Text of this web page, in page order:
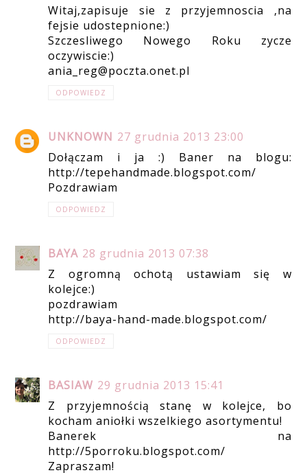
Witaj,zapisuje sie z przyjemnoscia ,na
fejsie udostepnione:)
Szczesliwego Nowego Roku zycze
oczywiscie:)
ania_reg@poczta.onet.pl
ODPOWIEDZ
UNKNOWN 27 grudnia 2013 23:00
Dołączam i ja :) Baner na blogu:
http://tepehandmade.blogspot.com/
Pozdrawiam
ODPOWIEDZ
BAYA 28 grudnia 2013 07:38
Z ogromną ochotą ustawiam się w
kolejce:)
pozdrawiam
http://baya-hand-made.blogspot.com/
ODPOWIEDZ
BASIAW 29 grudnia 2013 15:41
Z przyjemnością stanę w kolejce, bo
kocham aniołki wszelkiego asortymentu!
Banerek na
http://5porroku.blogspot.com/
Zapraszam!